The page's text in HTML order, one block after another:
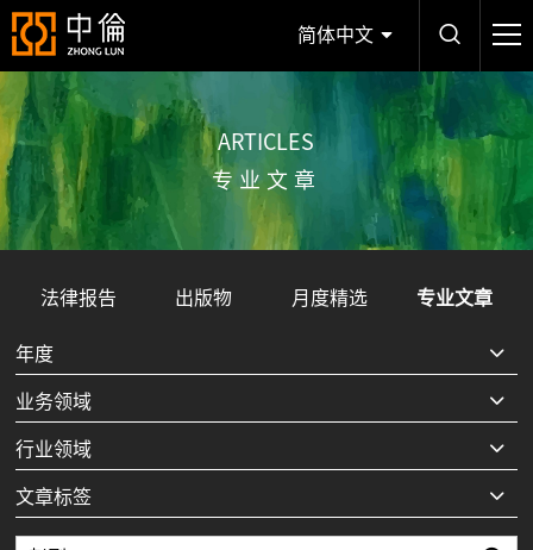
简体中文
ARTICLES
专业文章
法律报告 出版物 月度精选 专业文章
年度
业务领域
行业领域
文章标签